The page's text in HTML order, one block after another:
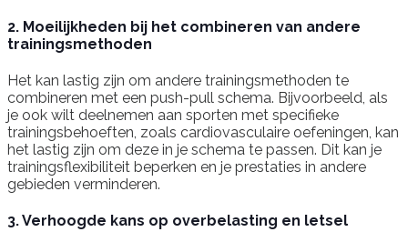
2. Moeilijkheden bij het combineren van andere
trainingsmethoden
Het kan lastig zijn om andere trainingsmethoden te
combineren met een push-pull schema. Bijvoorbeeld, als
je ook wilt deelnemen aan sporten met specifieke
trainingsbehoeften, zoals cardiovasculaire oefeningen, kan
het lastig zijn om deze in je schema te passen. Dit kan je
trainingsflexibiliteit beperken en je prestaties in andere
gebieden verminderen.
3. Verhoogde kans op overbelasting en letsel